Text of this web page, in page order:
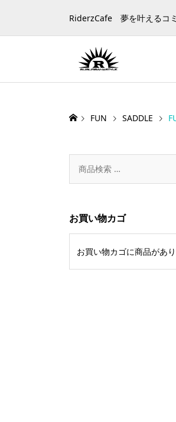
RiderzCafe 夢を叶えるコ
FUN SADDLE
お買い物カゴ
お買い物カゴに商品があり